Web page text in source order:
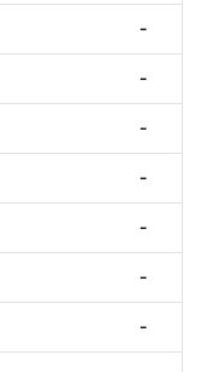
-
-
-
-
-
-
-